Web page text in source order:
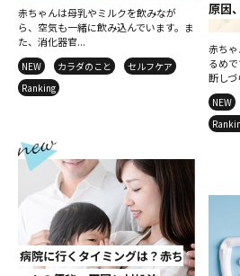
赤ちゃんは母乳やミルクを飲みなが
ら、空気も一緒に飲み込んでいます。ま
た、消化器官...
NEW カラダのこと
セルフケア
Ranking
原因
赤ち
るめ
断し
NEW
病院に行くタイミングは？赤ち